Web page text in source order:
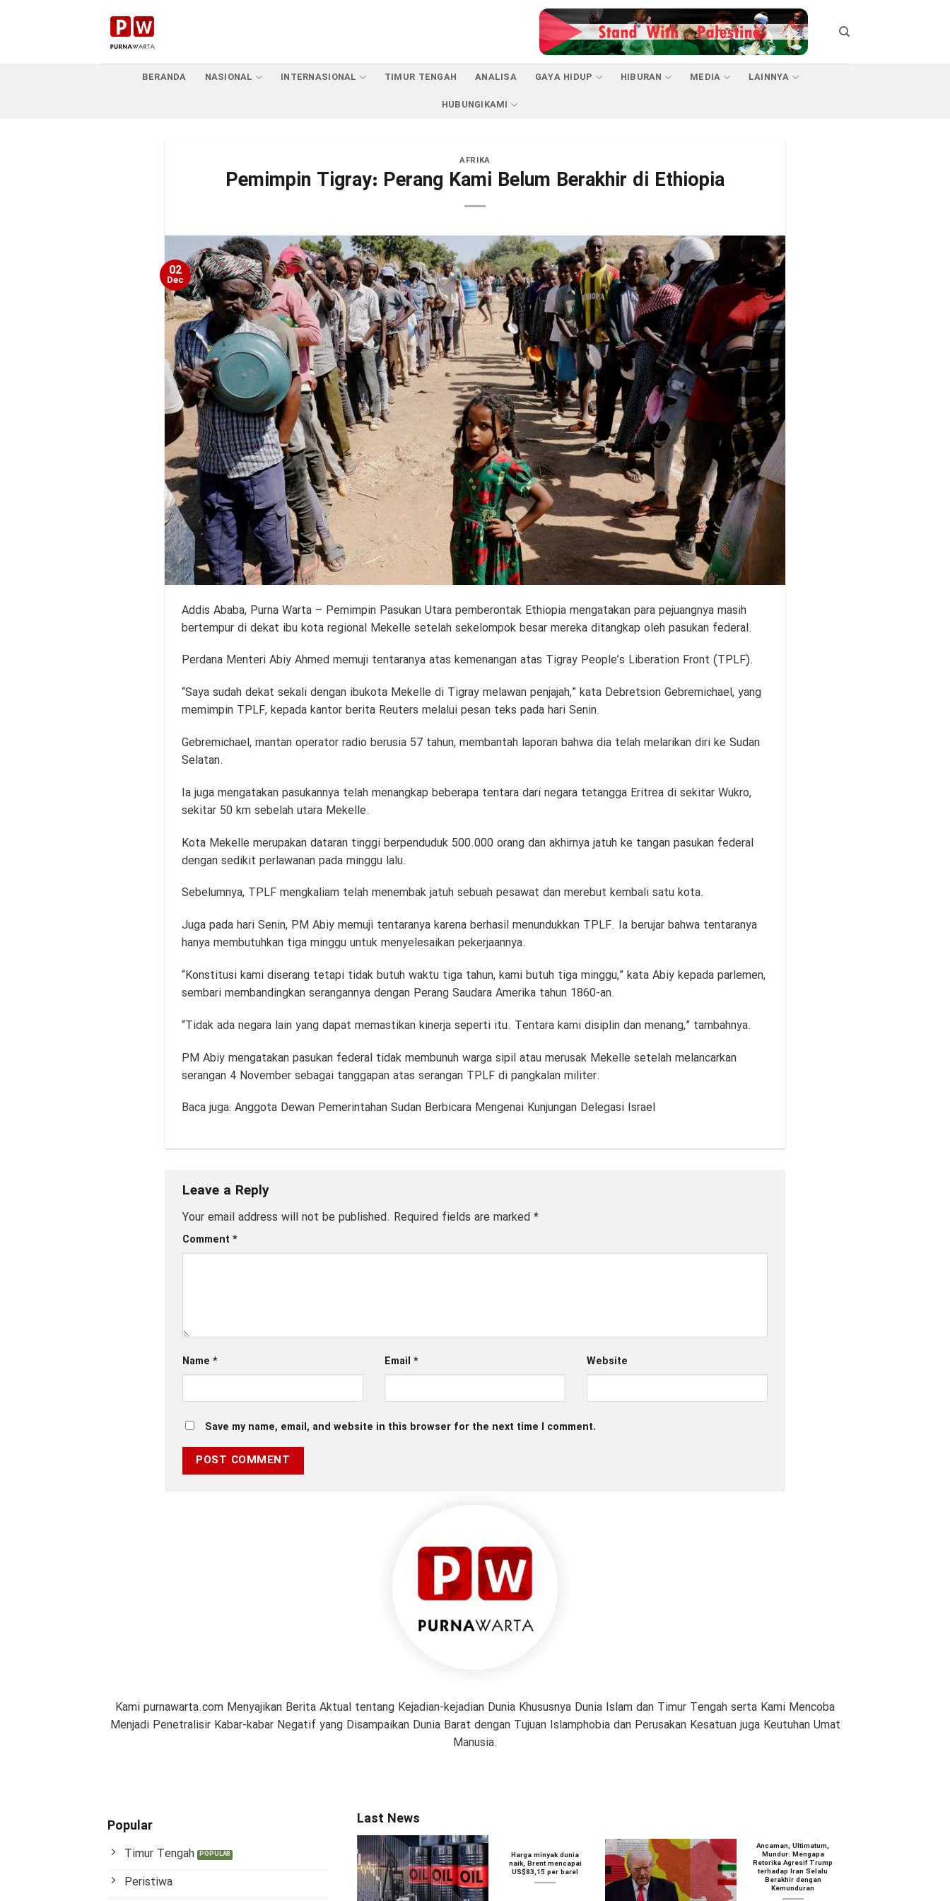
BERANDA NASIONAL INTERNASIONAL TIMUR TENGAH ANALISA GAYA HIDUP HIBURAN MEDIA
LAINNYA
HUBUNGIKAMI
AFRIKA
Pemimpin Tigray: Perang Kami Belum Berakhir di Ethiopia
02
Dec
Addis Ababa, Purna Warta– Pemimpin Pasukan Utara pemberontak Ethiopia mengatakan para pejuangnya masih
bertempur di dekat ibu kota regional Mekelle setelah sekelompok besar mereka ditangkap oleh pasukan federal.
Perdana Menteri Abiy Ahmed memuji tentaranya atas kemenangan atas Tigray People’s Liberation Front (TPLF).
“Saya sudah dekat sekali dengan ibukota Mekelle di Tigray melawan penjajah,” kata Debretsion Gebremichael, yang
memimpin TPLF, kepada kantor berita Reuters melalui pesan teks pada hari Senin.
Gebremichael, mantan operator radio berusia 57 tahun, membantah laporan bahwa dia telah melarikan diri ke Sudan
Selatan.
Ia juga mengatakan pasukannya telah menangkap beberapa tentara dari negara tetangga Eritrea di sekitar Wukro,
sekitar 50 km sebelah utara Mekelle.
Kota Mekelle merupakan dataran tinggi berpenduduk 500.000 orang dan akhirnya jatuh ke tangan pasukan federal
dengan sedikit perlawanan pada minggu lalu.
Sebelumnya, TPLF mengkaliam telah menembak jatuh sebuah pesawat dan merebut kembali satu kota.
Juga pada hari Senin, PM Abiy memuji tentaranya karena berhasil menundukkan TPLF. Ia berujar bahwa tentaranya
hanya membutuhkan tiga minggu untuk menyelesaikan pekerjaannya.
“Konstitusi kami diserang tetapi tidak butuh waktu tiga tahun, kami butuh tiga minggu,” kata Abiy kepada parlemen,
sembari membandingkan serangannya dengan Perang Saudara Amerika tahun 1860-an.
“Tidak ada negara lain yang dapat memastikan kinerja seperti itu. Tentara kami disiplin dan menang,” tambahnya.
PM Abiy mengatakan pasukan federal tidak membunuh warga sipil atau merusak Mekelle setelah melancarkan
serangan 4 November sebagai tanggapan atas serangan TPLF di pangkalan militer.
Baca juga: Anggota Dewan Pemerintahan Sudan Berbicara Mengenai Kunjungan Delegasi Israel
Leave a Reply
Your email address will not be published. Required fields are marked *
Comment *
Name * Email * Website
Save my name, email, and website in this browser for the next time I comment.
Kami purnawarta.com Menyajikan Berita Aktual tentang Kejadian-kejadian Dunia Khususnya Dunia Islam dan Timur Tengah serta Kami Mencoba
Menjadi Penetralisir Kabar-kabar Negatif yang Disampaikan Dunia Barat dengan Tujuan Islamphobia dan Perusakan Kesatuan juga Keutuhan Umat
Manusia.
Popular
Timur Tengah
Peristiwa
Last News
Harga minyak dunia
naik, Brent mencapai
US$83,15 per barel
Ancaman, Ultimatum,
Mundur: Mengapa
Retorika Agresif Trump
terhadap Iran Selalu
Berakhir dengan
Kemunduran